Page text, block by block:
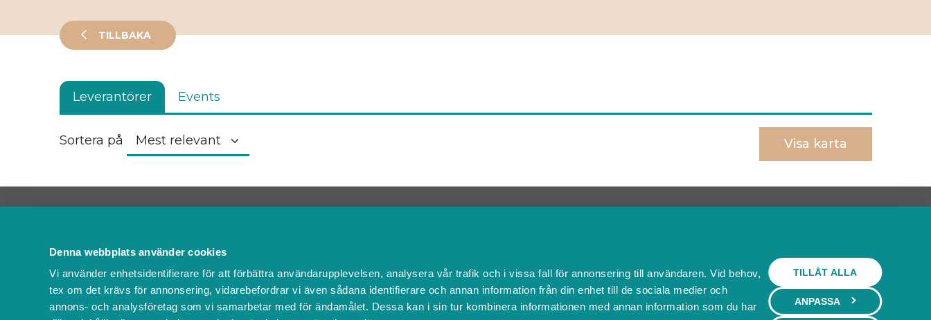
Denna webbplats använder cookies
Vi använder enhetsidentifierare för att förbättra användarupplevelsen, analysera vår trafik och i vissa fall för annonsering till användaren. Vid behov,
tex om det krävs för annonsering, vidarebefordrar vi även sådana identifierare och annan information från din enhet till de sociala medier och
annons- och analysföretag som vi samarbetar med för ändamålet. Dessa kan i sin tur kombinera informationen med annan information som du har
TILLÅT ALLA
ANPASSA
TILLBAKA
Leverantörer Events
Sortera på Visa karta
FAQ
Villkor & policyer
Ändra cookies
Vardagar 09.00 – 16.00
Lunchstängt 12.00 - 13.00